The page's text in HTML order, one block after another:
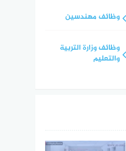
وظائف مهندسين
وظائف وزارة التربية
والتعليم